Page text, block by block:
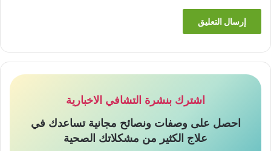
اشترك بنشرة التشافي الاخبارية
احصل على وصفات ونصائح مجانية تساعدك في
علاج الكثير من مشكلاتك الصحية